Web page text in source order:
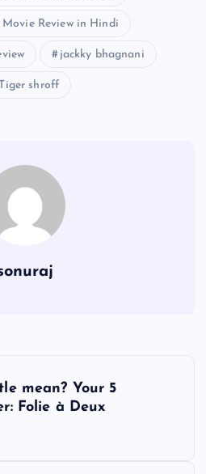
Review in Hindi
jackky bhagnani
Tiger shroff
mean? Your 5
Folie à Deux